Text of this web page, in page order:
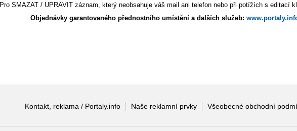
Pro SMAZAT / UPRAVIT záznam, který neobsahuje váš mail ani telefon nebo při potížích s editací
Objednávky garantovaného přednostního umístění a dalších služeb:
Kontakt, reklama / Portaly.info Naše reklamní prvky Všeobecné obchodní